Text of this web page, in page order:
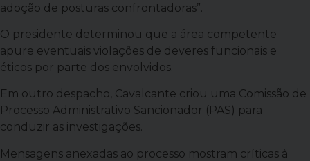
adoção de posturas confrontadoras”.
O presidente determinou que a área competente
apure eventuais violações de deveres funcionais e
éticos por parte dos envolvidos.
Em outro despacho, Cavalcante criou uma Comissão de
Processo Administrativo Sancionador (PAS) para
conduzir as investigações.
Mensagens anexadas ao processo mostram críticas à